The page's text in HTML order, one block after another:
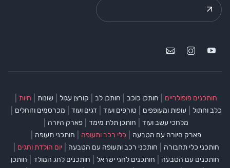
חותכנים פופולריים חותכן כוכב חותכן לב קורצן עגול שונות חיות
כלב וחתול עופות ומעופפים טורפים ועוד דגים ועוד מכרסמים וזוחלים
מלחכי עשב ועוד חותכן תלת מימד פארק היורה
פארק היורה עם הטבעה כלי רכב ותעופה חותכני תעופה
חותכני כלי תחבורה חותכני רכב ותעופה עם הטבעה יום הולדת וחגים
חותכנים עם הטבעה חותכנים לחגי ישראל חותכנים לחג המולד חותכן